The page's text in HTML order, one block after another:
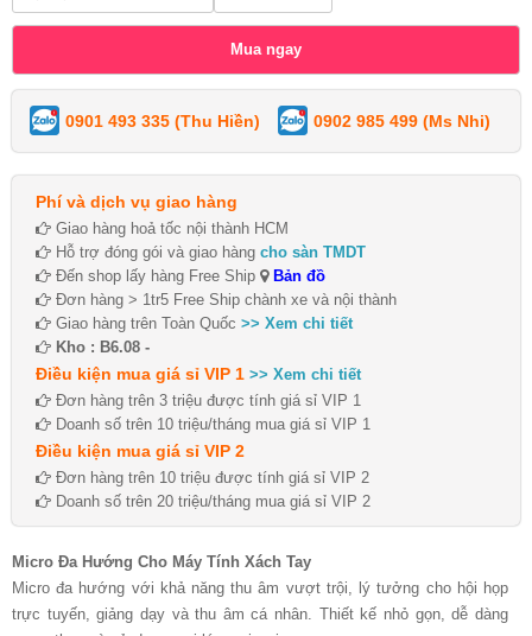
0901 493 335 (Thu Hiền) 0902 985 499 (Ms Nhi)
Phí và dịch vụ giao hàng
Giao hàng hoả tốc nội thành HCM
Hỗ trợ đóng gói và giao hàng cho sàn TMDT
Đến shop lấy hàng Free Ship
Bản đồ
Đơn hàng > 1tr5 Free Ship chành xe và nội thành
Giao hàng trên Toàn Quốc >> Xem chi tiết
Kho : B6.08 -
Điều kiện mua giá sỉ VIP 1 >> Xem chi tiết
Đơn hàng trên 3 triệu được tính giá sỉ VIP 1
Doanh số trên 10 triệu/tháng mua giá sỉ VIP 1
Điều kiện mua giá sỉ VIP 2
Đơn hàng trên 10 triệu được tính giá sỉ VIP 2
Doanh số trên 20 triệu/tháng mua giá sỉ VIP 2
Micro Đa Hướng Cho Máy Tính Xách Tay
Micro đa hướng với khả năng thu âm vượt trội, lý tưởng cho hội họp
trực tuyến, giảng dạy và thu âm cá nhân. Thiết kế nhỏ gọn, dễ dàng